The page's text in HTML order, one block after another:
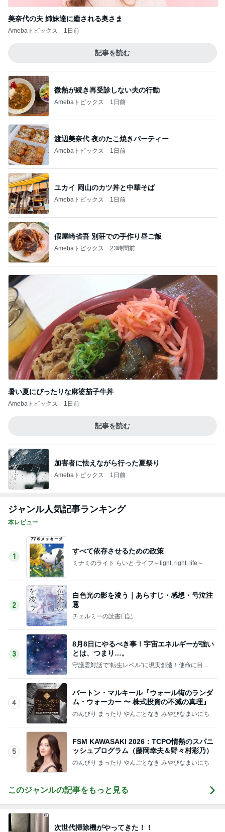
美奈代の夫 姉妹達に癒される奥さま
Amebaトピックス 1日前
記事を読む
微熱が続き再受診しない夫の行動
Amebaトピックス 1日前
渡辺美奈代 夜のたこ焼きパーティー
Amebaトピックス 1日前
ユカイ 岡山のカツ丼と中華そば
Amebaトピックス 1日前
假屋崎省吾 別荘での手作り昼ご飯
Amebaトピックス 23時間前
暑い夏にぴったりな麻婆茄子牛丼
Amebaトピックス 1日前
記事を読む
加害者に怯えながら行った夏祭り
Amebaトピックス 1日前
ジャンル人気記事ランキング
本レビュー
1
すべて依存させるための政策
ミナミのライト らいと ライフ～light, right, life～
2
白色光の影を浚う｜あらすじ・感想・号泣注
意
チェルミーの読書日記
3
8月8日にやるべき事！宇宙エネルギーが強い
とは、つまり…。
守護霊対話で“転生レベル”に現実創造！使命に目覚
4
バートン・マルキール『ウォール街のランダ
ム・ウォーカー 〜 株式投資の不滅の真理』
のんびり まったり やんごとなき みやびなまいにち
5
FSM KAWASAKI 2026：TCPO情熱のスパニ
ッシュプログラム（藤岡幸夫＆野々村彩乃）
のんびり まったり やんごとなき みやびなまいにち
このジャンルの記事をもっと見る
次世代掃除機がやってきた！！